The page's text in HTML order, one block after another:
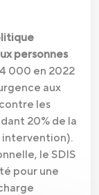
personnes
000 en 2022
aux
les
20% de la
intervention).
le SDIS
pour une